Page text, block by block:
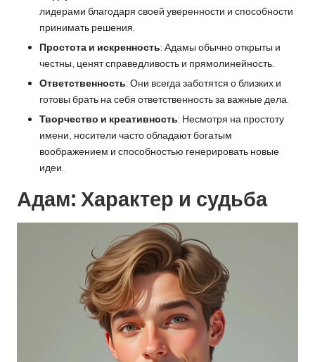
лидерами благодаря своей уверенности и способности
принимать решения.
Простота и искренность: Адамы обычно открыты и
честны, ценят справедливость и прямолинейность.
Ответственность: Они всегда заботятся о близких и
готовы брать на себя ответственность за важные дела.
Творчество и креативность: Несмотря на простоту
имени, носители часто обладают богатым
воображением и способностью генерировать новые
идеи.
Адам: Характер и судьба